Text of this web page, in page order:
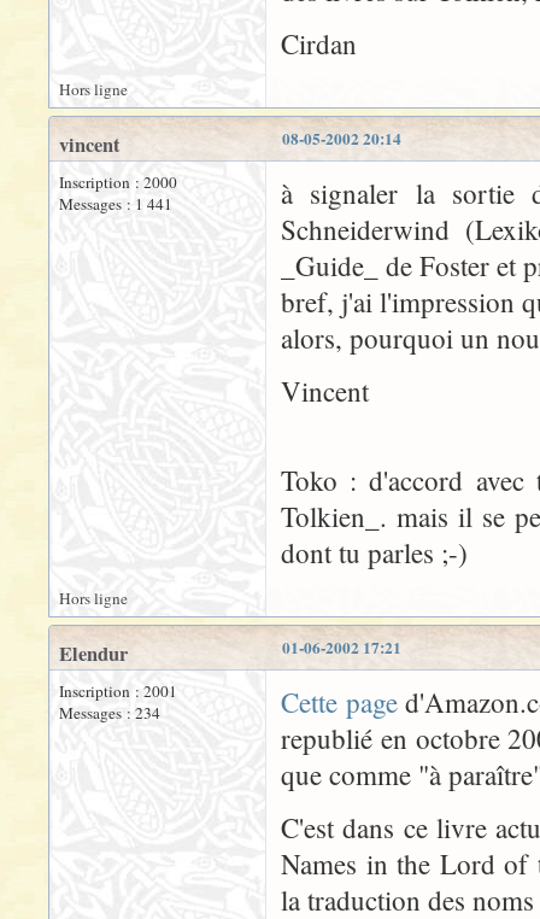
Cirdan
Hors ligne
08-05-2002 20:14
vincent
Inscription : 2000
Messages : 1 441
à signaler la sortie
Schneiderwind
_Guide_ de Foster et
bref, j'ai l'impression
alors, pourquoi un
Vincent
Toko : d'accord
Tolkien_. mais il se
dont tu parles ;-)
Hors ligne
01-06-2002 17:21
Elendur
Inscription : 2001
Messages : 234
Cette page
republié en octobre
que comme "à
C'est dans ce livre
Names in the Lord of
la traduction des